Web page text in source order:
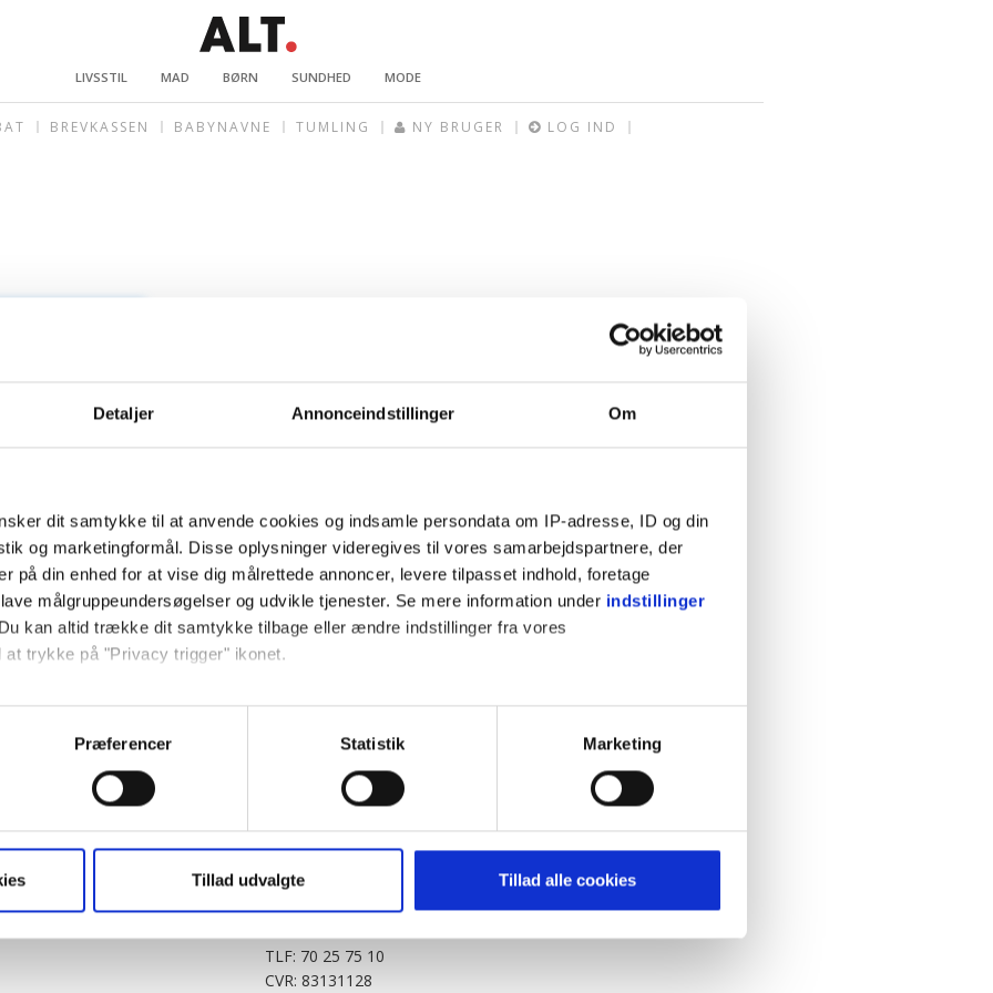
Detaljer Annonceindstillinger Om
dit samtykke til at anvende cookies og indsamle persondata om IP-adresse, ID og din
og marketingformål. Disse oplysninger videregives til vores samarbejdspartnere, der
på din enhed for at vise dig målrettede annoncer, levere tilpasset indhold, foretage
målgruppeundersøgelser og udvikle tjenester. Se mere information under indstillinger
kan altid trække dit samtykke tilbage eller ændre indstillinger fra vores
at trykke på "Privacy trigger" ikonet.
gerne:
om din placering, der kan være nøjagtig inden for få meter
baseret på en scanning af dens unikke karakteristika (fingerprinting)
må bruge egne cookies og cookies fra tredjeparter til at optimere dit besøg på vores
generere statistik og huske dine præferencer samt til brug for markedsføring, så vi
tilbage. Du skal være opmærksom på, at vores hjemmeside muligvis ikke fungerer
cookies eller tilbagetrækker et samtykke. Du kan læse mere om vores brug af cookies
Præferencer Statistik Marketing
Tillad udvalgte Tillad alle cookies
LIVSSTIL MAD BØRN SUNDHED MODE
BREVKASSEN BABYNAVNE TUMLING NY BRUGER LOG IND
KitchenOne.dk
Jollyroom.dk
Outnorth.dk
Klikk.no
Alt.dk
Realityportalen.dk
Cookiepolitik
Privatlivspolitik
BABY.DK
Story House Egmont A/S
Strødamvej 46
TLF: 70 25 75 10
CVR: 83131128